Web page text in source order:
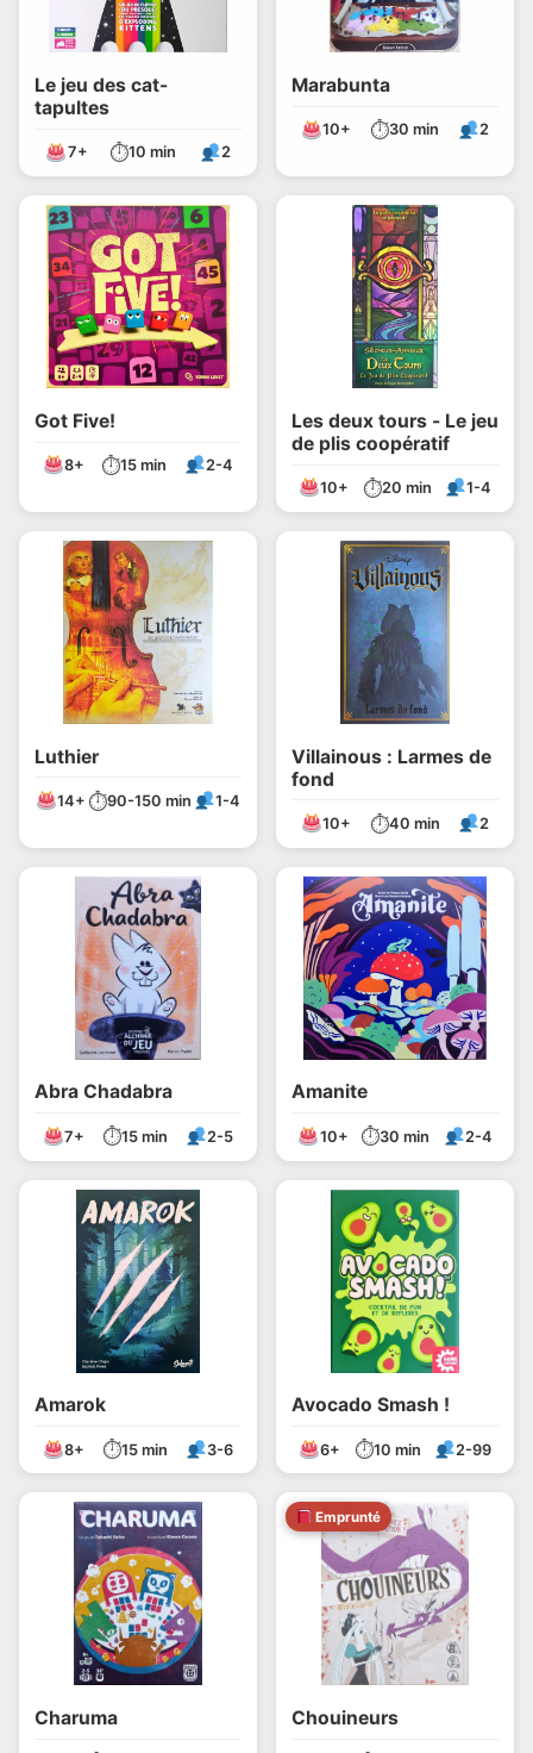
Le jeu des cat-
tapultes
7+ ⏱10 min 2
Marabunta
10+ ⏱30 min 2
Got Five!
8+ ⏱15 min 2-4
Les deux tours - Le jeu
de plis coopératif
10+ ⏱20 min 1-4
Luthier
14+ ⏱90-150 min 1-4
Villainous : Larmes de
fond
10+ ⏱40 min 2
Abra Chadabra
7+ ⏱15 min 2-5
Amanite
10+ ⏱30 min 2-4
Amarok
8+ ⏱15 min 3-6
Avocado Smash !
6+ ⏱10 min 2-99
Charuma
Emprunté
Chouineurs